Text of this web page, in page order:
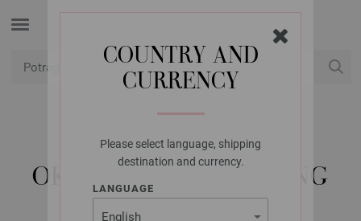
COUNTRY AND
CURRENCY
Please select language, shipping
destination and currency.
LANGUAGE
LANA GROSSA
OKRUGLA IGLA MESING
7,0/50CM